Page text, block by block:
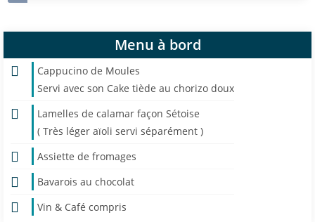
Menu à bord
Cappucino de Moules
Servi avec son Cake tiède au chorizo doux
Lamelles de calamar façon Sétoise
( Très léger aïoli servi séparément )
Assiette de fromages
Bavarois au chocolat
Vin & Café compris